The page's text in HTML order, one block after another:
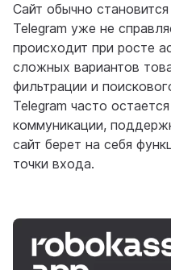
Сайт обычно
Telegram уже не
происходит при росте
сложных вариантов
фильтрации и
Telegram часто
коммуникации,
сайт берет на себя
точки входа.